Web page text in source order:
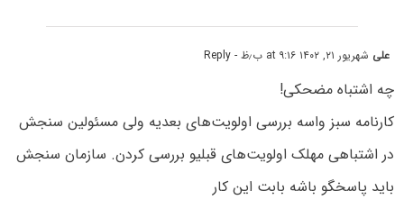
علی شهریور ۲۱, ۱۴۰۲ at ۹:۱۶ ب٫ظ - Reply
چه اشتباه مضحکی!
کارنامه سبز واسه بررسی اولویت‌های بعدیه ولی مسئولین سنجش
در اشتباهی مهلک اولویت‌های قبلیو بررسی کردن. سازمان سنجش
باید پاسخگو باشه بابت این کار